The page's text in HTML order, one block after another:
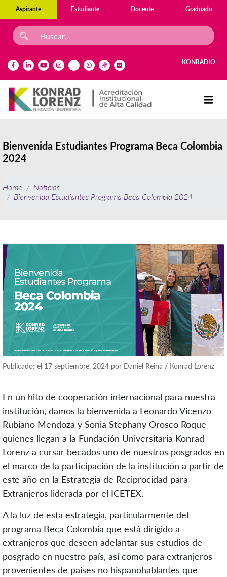
Aspirante Estudiante Docente Graduado
KONRADIO
Bienvenida Estudiantes Programa Beca Colombia
2024
Home
Noticias
Bienvenida Estudiantes Programa Beca Colombia 2024
Publicado: el 17 septiembre, 2024 por Daniel Reina / Konrad Lorenz
En un hito de cooperación internacional para nuestra
institución, damos la bienvenida a Leonardo Vicenzo
Rubiano Mendoza y Sonia Stephany Orosco Roque
quienes llegan a la Fundación Universitaria Konrad
Lorenz a cursar becados uno de nuestros posgrados en
el marco de la participación de la institución a partir de
este año en la Estrategia de Reciprocidad para
Extranjeros liderada por el ICETEX.
A la luz de esta estrategia, particularmente del
programa Beca Colombia que está dirigido a
extranjeros que deseen adelantar sus estudios de
posgrado en nuestro país, así como para extranjeros
provenientes de países no hispanohablantes que